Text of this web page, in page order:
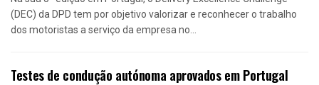
(DEC) da DPD tem por objetivo valorizar e reconhecer o trabalho
dos motoristas a serviço da empresa no...
Testes de condução autónoma aprovados em Portugal